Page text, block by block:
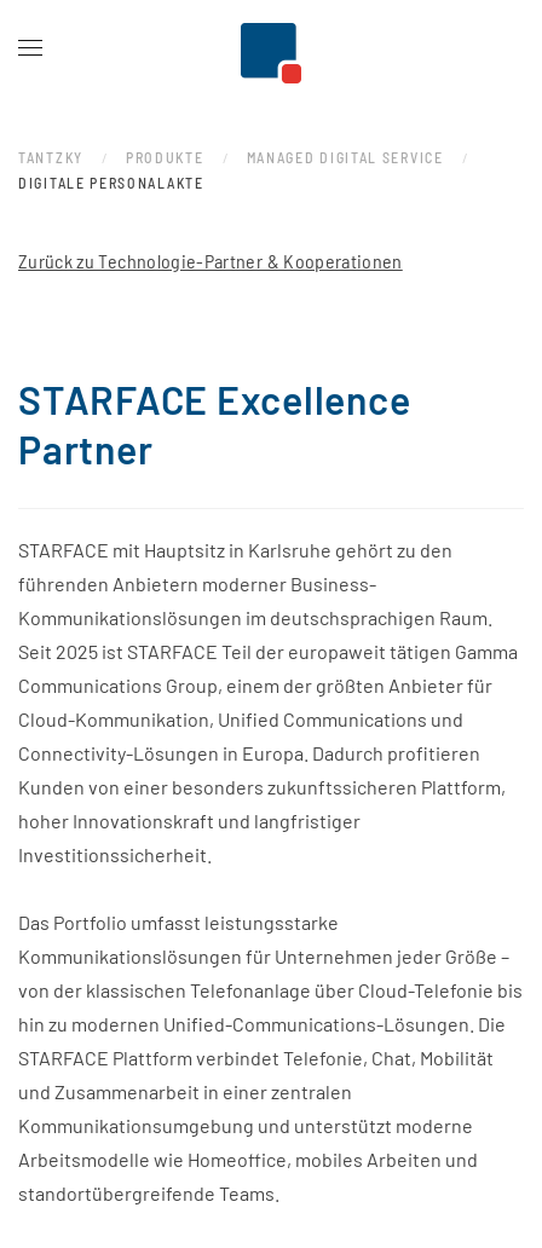
TANTZKY PRODUKTE
MANAGED DIGITAL SERVICE
DIGITALE PERSONALAKTE
Zurück zu Technologie-Partner & Kooperationen
STARFACE Excellence
Partner
STARFACE mit Hauptsitz in Karlsruhe gehört zu den
führenden Anbietern moderner Business-
Kommunikationslösungen im deutschsprachigen Raum.
Seit 2025 ist STARFACE Teil der europaweit tätigen Gamma
Communications Group, einem der größten Anbieter für
Cloud-Kommunikation, Unified Communications und
Connectivity-Lösungen in Europa. Dadurch profitieren
Kunden von einer besonders zukunftssicheren Plattform,
hoher Innovationskraft und langfristiger
Investitionssicherheit.
Das Portfolio umfasst leistungsstarke
Kommunikationslösungen für Unternehmen jeder Größe –
von der klassischen Telefonanlage über Cloud-Telefonie bis
hin zu modernen Unified-Communications-Lösungen. Die
STARFACE Plattform verbindet Telefonie, Chat, Mobilität
und Zusammenarbeit in einer zentralen
Kommunikationsumgebung und unterstützt moderne
Arbeitsmodelle wie Homeoffice, mobiles Arbeiten und
standortübergreifende Teams.